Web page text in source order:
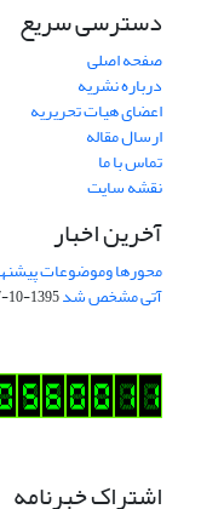
دسترسی سریع
صفحه اصلی
درباره نشریه
اعضای هیات تحریریه
ارسال مقاله
تماس با ما
نقشه سایت
آخرین اخبار
محورها وموضوعات
آتی مشخص شد1395-10-07
اشتراک خبرنامه